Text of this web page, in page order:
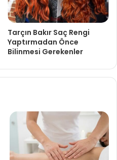
Tarçın Bakır Saç Rengi
Yaptırmadan Önce
Bilinmesi Gerekenler